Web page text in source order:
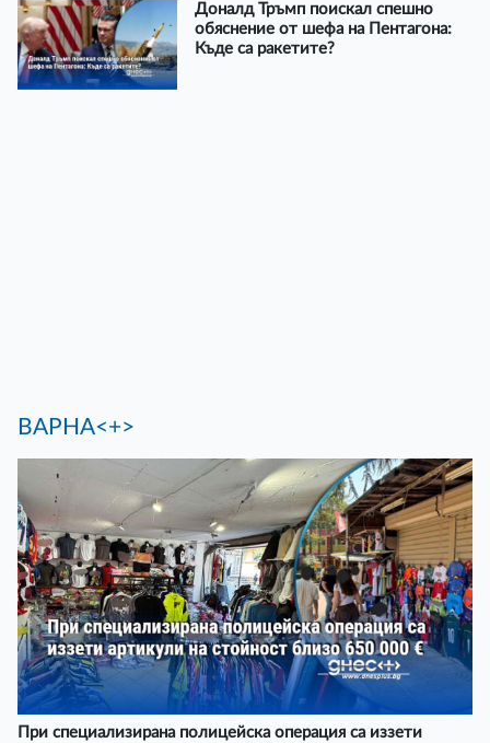
Доналд Тръмп поискал спешно
обяснение от шефа на Пентагона:
Къде са ракетите?
ВАРНА<+>
При специализирана полицейска операция са иззети